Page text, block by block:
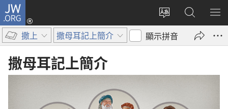
JW.ORG
更
改
網
登
入
（開
啟
搜
尋
JW.ORG
顯
選
撒上 撒母耳記上簡介 顯示拼音
撒母耳記上簡介